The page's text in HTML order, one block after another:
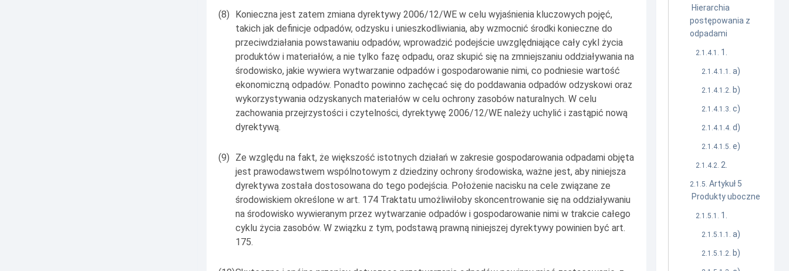
(8)
Konieczna jest zatem zmiana dyrektywy 2006/12/WE w celu wyjaśnienia kluczowych pojęć,
takich jak definicje odpadów, odzysku i unieszkodliwiania, aby wzmocnić środki konieczne do
przeciwdziałania powstawaniu odpadów, wprowadzić podejście uwzględniające cały cykl życia
produktów i materiałów, a nie tylko fazę odpadu, oraz skupić się na zmniejszaniu oddziaływania na
środowisko, jakie wywiera wytwarzanie odpadów i gospodarowanie nimi, co podniesie wartość
ekonomiczną odpadów. Ponadto powinno zachęcać się do poddawania odpadów odzyskowi oraz
wykorzystywania odzyskanych materiałów w celu ochrony zasobów naturalnych. W celu
zachowania przejrzystości i czytelności, dyrektywę 2006/12/WE należy uchylić i zastąpić nową
dyrektywą.
(9)
Ze względu na fakt, że większość istotnych działań w zakresie gospodarowania odpadami objęta
jest prawodawstwem wspólnotowym z dziedziny ochrony środowiska, ważne jest, aby niniejsza
dyrektywa została dostosowana do tego podejścia. Położenie nacisku na cele związane ze
środowiskiem określone w art. 174 Traktatu umożliwiłoby skoncentrowanie się na oddziaływaniu
na środowisko wywieranym przez wytwarzanie odpadów i gospodarowanie nimi w trakcie całego
cyklu życia zasobów. W związku z tym, podstawą prawną niniejszej dyrektywy powinien być art.
175.
Hierarchia
postępowania z
odpadami
1.
a)
b)
c)
d)
e)
2.
Artykuł 5
Produkty uboczne
1.
a)
b)